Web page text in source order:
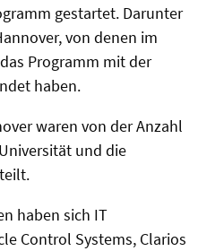
gestartet. Darunter
von denen im
Programm mit der
haben.
waren von der Anzahl
und die
haben sich IT
Control Systems, Clarios